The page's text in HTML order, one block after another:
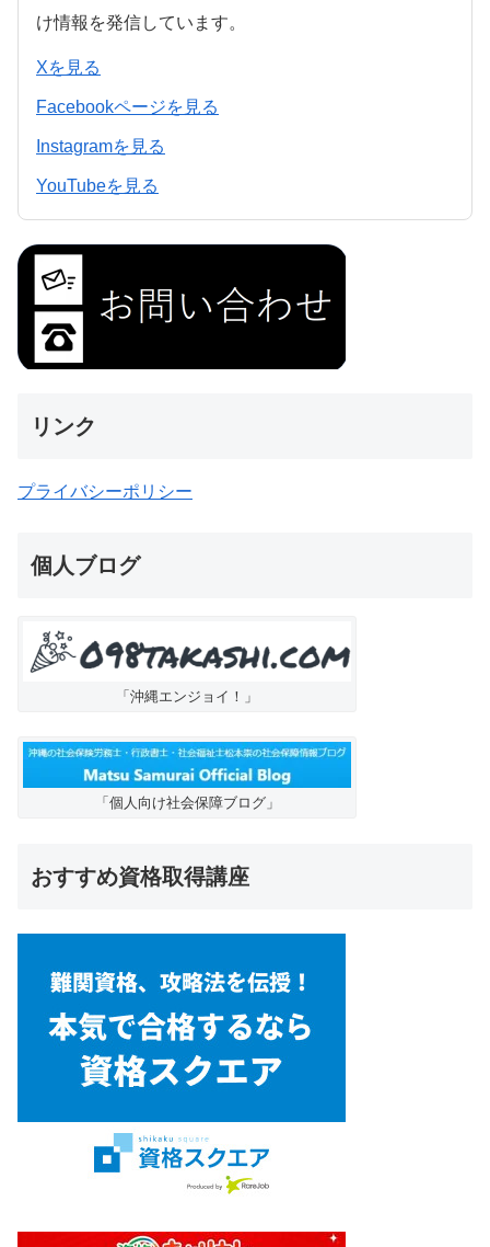
け情報を発信しています。
Xを見る
Facebookページを見る
Instagramを見る
YouTubeを見る
リンク
プライバシーポリシー
個人ブログ
「沖縄エンジョイ！」
「個人向け社会保障ブログ」
おすすめ資格取得講座